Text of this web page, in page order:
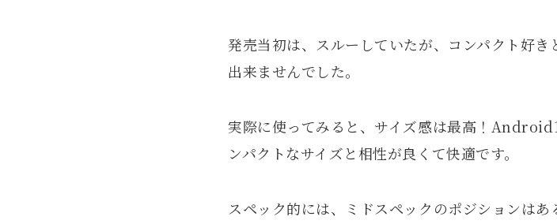
発売当初は、スルーしていたが、コンパクト好
出来ませんでした。
実際に使ってみると、サイズ感は最高！
ンパクトなサイズと相性が良くて快適です。
スペック的には、ミドスペックのポジションは